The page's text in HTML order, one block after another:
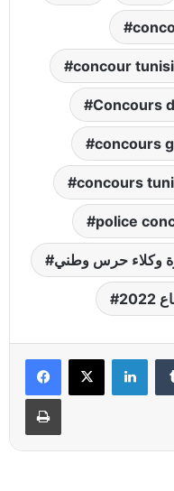
concour
Concours
concours
concours
police
وكلاء حرس وطني
Imprimer